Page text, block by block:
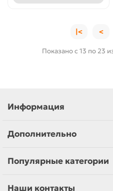
|< <
Показано с 13 по 23
Информация
Дополнительно
Популярные категории
Наши контакты